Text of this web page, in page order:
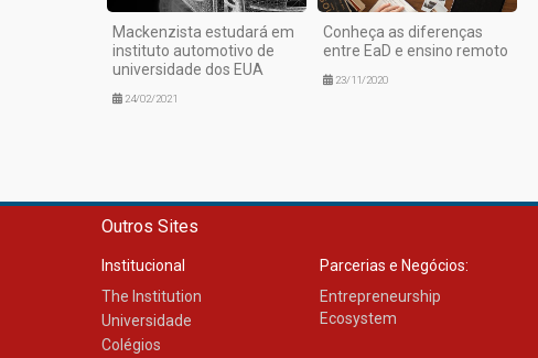
Mackenzista estudará em
instituto automotivo de
universidade dos EUA
24/02/2021
Conheça as diferenças
entre EaD e ensino remoto
23/11/2020
Outros Sites
Institucional
The Institution
Universidade
Colégios
Parcerias e Negócios:
Entrepreneurship
Ecosystem